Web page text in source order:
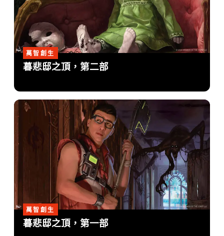
萬智創生
暮悲邸之頂，第二部
萬智創生
暮悲邸之頂，第一部